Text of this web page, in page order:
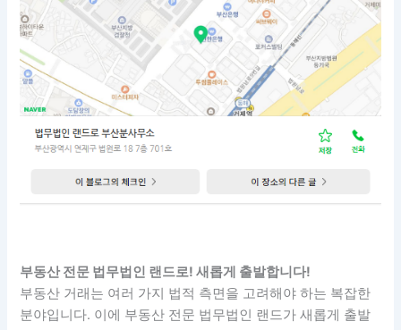
부동산 전문 법무법인 랜드로! 새롭게 출발합니다!
부동산 거래는 여러 가지 법적 측면을 고려해야 하는 복잡한
분야입니다. 이에 부동산 전문 법무법인 랜드가 새롭게 출발